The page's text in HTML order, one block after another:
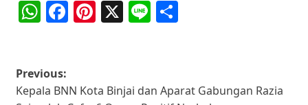
WhatsApp
Facebook
Pinterest
X Line
Post
navigation
Previous:
Kepala BNN Kota Binjai dan Aparat Gabungan Razia